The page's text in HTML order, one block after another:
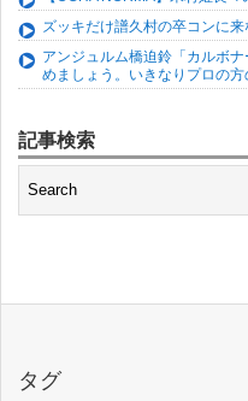
ズッキだけ譜久村の卒コンに
アンジュルム橋迫鈴「カルボ
めましょう。いきなりプロの方
記事検索
タグ